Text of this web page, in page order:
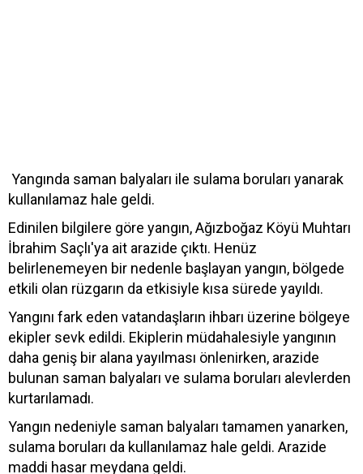
Yangında saman balyaları ile sulama boruları yanarak
kullanılamaz hale geldi.
Edinilen bilgilere göre yangın, Ağızboğaz Köyü Muhtarı
İbrahim Saçlı'ya ait arazide çıktı. Henüz
belirlenemeyen bir nedenle başlayan yangın, bölgede
etkili olan rüzgarın da etkisiyle kısa sürede yayıldı.
Yangını fark eden vatandaşların ihbarı üzerine bölgeye
ekipler sevk edildi. Ekiplerin müdahalesiyle yangının
daha geniş bir alana yayılması önlenirken, arazide
bulunan saman balyaları ve sulama boruları alevlerden
kurtarılamadı.
Yangın nedeniyle saman balyaları tamamen yanarken,
sulama boruları da kullanılamaz hale geldi. Arazide
maddi hasar meydana geldi.